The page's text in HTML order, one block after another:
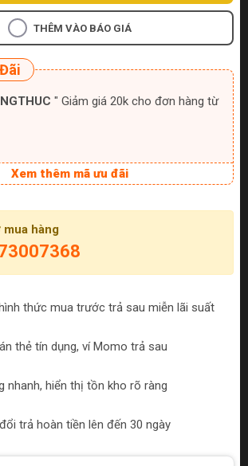
THÊM VÀO BÁO GIÁ
" Giảm giá 20k cho đơn hàng từ
Xem thêm mã ưu đãi
mua hàng
thức mua trước trả sau miễn lãi suất
thẻ tín dụng, ví Momo trả sau
nhanh, hiển thị tồn kho rõ ràng
trả hoàn tiền lên đến 30 ngày